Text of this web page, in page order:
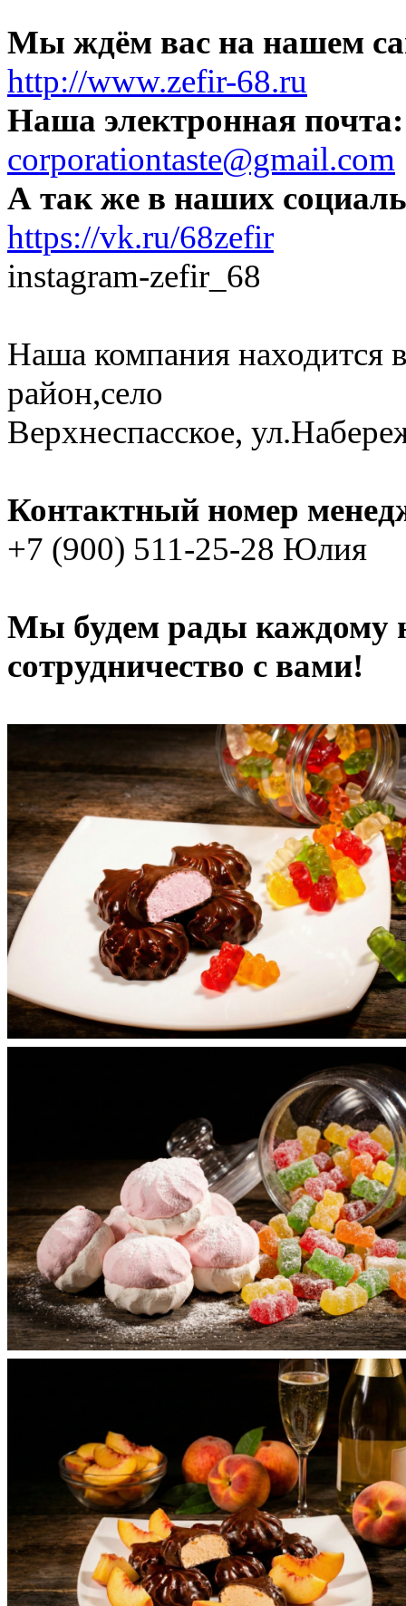
Мы ждём вас на нашем
http://www.zefir-68.ru
Наша электронная почта:
corporationtaste@gmail.com
А так же в наших
https://vk.ru/68zefir
instagram-zefir_68
Наша компания находится
район,село
Верхнеспасское,
Контактный номер
+7 (900) 511-25-28 Юлия
Мы будем рады каждому
сотрудничество с вами!